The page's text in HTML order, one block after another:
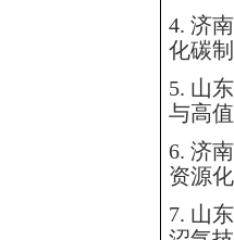
4. 济
化碳
5. 山
与高
6. 济
资源
7. 山